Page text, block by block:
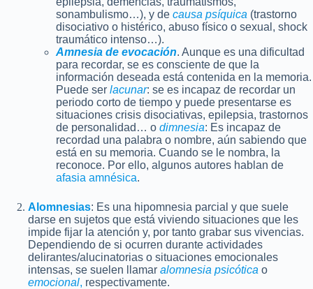
sonambulismo…), y de causa psíquica (trastorno
disociativo o histérico, abuso físico o sexual, shock
traumático intenso…).
Amnesia de evocación. Aunque es una dificultad
para recordar, se es consciente de que la
información deseada está contenida en la memoria.
Puede ser lacunar: se es incapaz de recordar un
periodo corto de tiempo y puede presentarse es
situaciones crisis disociativas, epilepsia, trastornos
de personalidad… o dimnesia: Es incapaz de
recordad una palabra o nombre, aún sabiendo que
está en su memoria. Cuando se le nombra, la
reconoce. Por ello, algunos autores hablan de
afasia amnésica.
Alomnesias: Es una hipomnesia parcial y que suele
darse en sujetos que está viviendo situaciones que les
impide fijar la atención y, por tanto grabar sus vivencias.
Dependiendo de si ocurren durante actividades
delirantes/alucinatorias o situaciones emocionales
intensas, se suelen llamar alomnesia psicótica o
emocional, respectivamente.